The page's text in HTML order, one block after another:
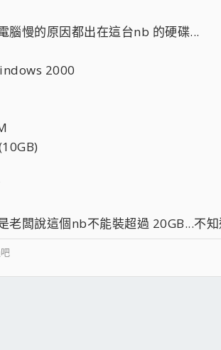
腦慢的原因都出在這台nb 的硬碟...
2000
老闆說這個nb不能裝超過 20GB...不